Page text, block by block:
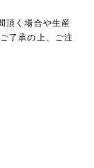
頂く場合や生産
了承の上、ご注